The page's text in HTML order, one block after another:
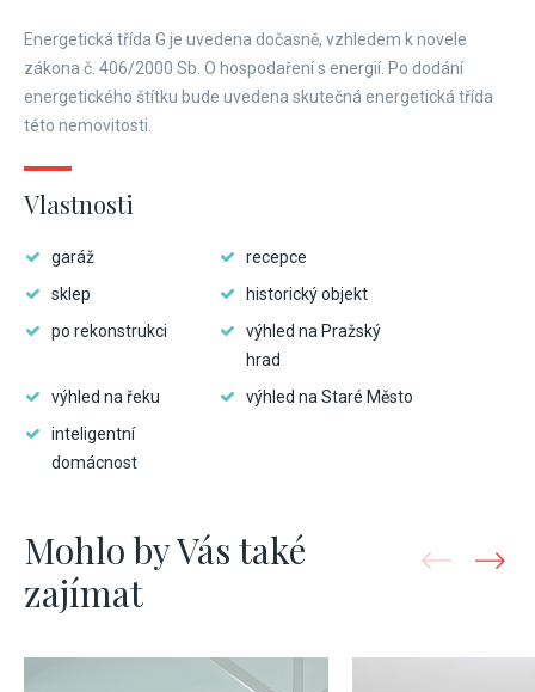
Energetická třída G je uvedena dočasně, vzhledem k novele
zákona č. 406/2000 Sb. O hospodaření s energií. Po dodání
energetického štítku bude uvedena skutečná energetická třída
této nemovitosti.
Vlastnosti
garáž
recepce
sklep
historický objekt
po rekonstrukci
výhled na Pražský
hrad
výhled na řeku
výhled na Staré Město
inteligentní
domácnost
Mohlo by Vás také
zajímat